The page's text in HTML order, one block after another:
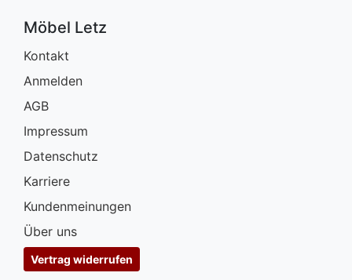
Möbel Letz
Kontakt
Anmelden
AGB
Impressum
Datenschutz
Karriere
Kundenmeinungen
Über uns
Vertrag widerrufen